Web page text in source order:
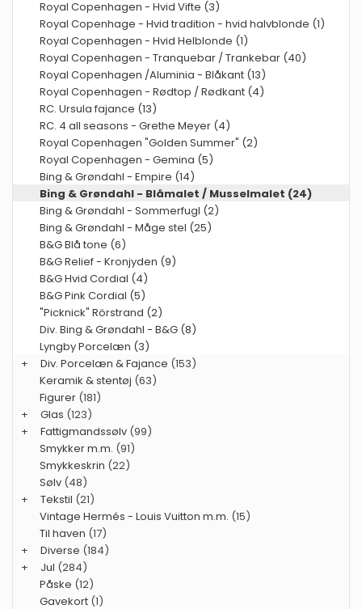
Royal Copenhagen - Hvid Vifte (3)
Royal Copenhage - Hvid tradition - hvid halvblonde (1)
Royal Copenhagen - Hvid Helblonde (1)
Royal Copenhagen - Tranquebar / Trankebar (40)
Royal Copenhagen /Aluminia - Blåkant (13)
Royal Copenhagen - Rødtop / Rødkant (4)
RC. Ursula fajance (13)
RC. 4 all seasons - Grethe Meyer (4)
Royal Copenhagen "Golden Summer" (2)
Royal Copenhagen - Gemina (5)
Bing & Grøndahl - Empire (14)
Bing & Grøndahl - Blåmalet / Musselmalet (24)
Bing & Grøndahl - Sommerfugl (2)
Bing & Grøndahl - Måge stel (25)
B&G Blå tone (6)
B&G Relief - Kronjyden (9)
B&G Hvid Cordial (4)
B&G Pink Cordial (5)
"Picknick" Rörstrand (2)
Div. Bing & Grøndahl - B&G (8)
Lyngby Porcelæn (3)
+
Div. Porcelæn & Fajance (153)
Keramik & stentøj (63)
Figurer (181)
+
Glas (123)
+
Fattigmandssølv (99)
Smykker m.m. (91)
Smykkeskrin (22)
Sølv (48)
+
Tekstil (21)
Vintage Hermés - Louis Vuitton m.m. (15)
Til haven (17)
+
Diverse (184)
+
Jul (284)
Påske (12)
Gavekort (1)